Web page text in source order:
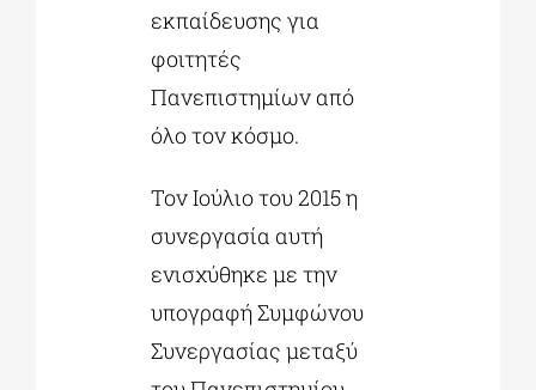
εκπαίδευσης για
φοιτητές
Πανεπιστημίων από
όλο τον κόσμο.
Τον Ιούλιο του 2015 η
συνεργασία αυτή
ενισχύθηκε με την
υπογραφή Συμφώνου
Συνεργασίας μεταξύ